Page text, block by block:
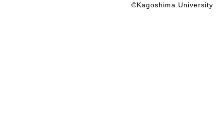
©Kagoshima University